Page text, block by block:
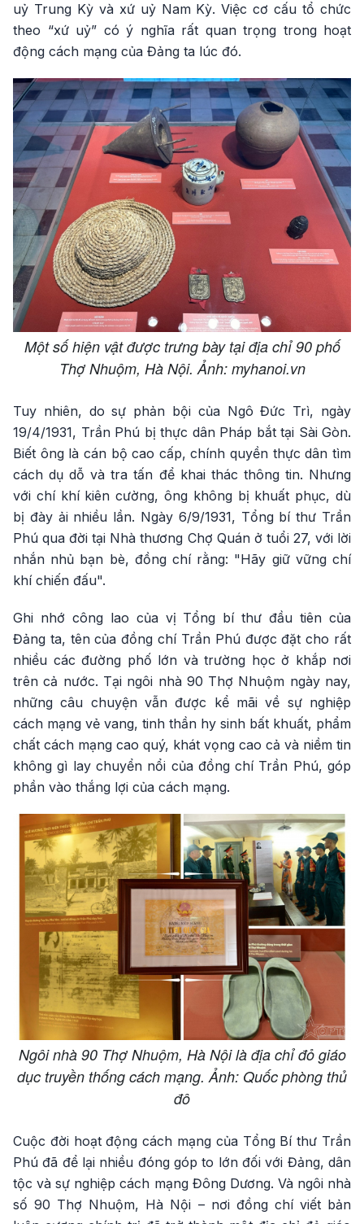
uỷ Trung Kỳ và xứ uỷ Nam Kỳ. Việc cơ cấu tổ chức
theo “xứ uỷ” có ý nghĩa rất quan trọng trong hoạt
động cách mạng của Đảng ta lúc đó.
Một số hiện vật được trưng bày tại địa chỉ 90 phố
Thợ Nhuộm, Hà Nội. Ảnh: myhanoi.vn
Tuy nhiên, do sự phản bội của Ngô Đức Trì, ngày
19/4/1931, Trần Phú bị thực dân Pháp bắt tại Sài Gòn.
Biết ông là cán bộ cao cấp, chính quyền thực dân tìm
cách dụ dỗ và tra tấn để khai thác thông tin. Nhưng
với chí khí kiên cường, ông không bị khuất phục, dù
bị đày ải nhiều lần. Ngày 6/9/1931, Tổng bí thư Trần
Phú qua đời tại Nhà thương Chợ Quán ở tuổi 27, với lời
nhắn nhủ bạn bè, đồng chí rằng: "Hãy giữ vững chí
khí chiến đấu".
Ghi nhớ công lao của vị Tổng bí thư đầu tiên của
Đảng ta, tên của đồng chí Trần Phú được đặt cho rất
nhiều các đường phố lớn và trường học ở khắp nơi
trên cả nước. Tại ngôi nhà 90 Thợ Nhuộm ngày nay,
những câu chuyện vẫn được kể mãi về sự nghiệp
cách mạng vẻ vang, tinh thần hy sinh bất khuất, phẩm
chất cách mạng cao quý, khát vọng cao cả và niềm tin
không gì lay chuyển nổi của đồng chí Trần Phú, góp
phần vào thắng lợi của cách mạng.
Ngôi nhà 90 Thợ Nhuộm, Hà Nội là địa chỉ đỏ giáo
dục truyền thống cách mạng. Ảnh: Quốc phòng thủ
đô
Cuộc đời hoạt động cách mạng của Tổng Bí thư Trần
Phú đã để lại nhiều đóng góp to lớn đối với Đảng, dân
tộc và sự nghiệp cách mạng Đông Dương. Và ngôi nhà
số 90 Thợ Nhuộm, Hà Nội – nơi đồng chí viết bản